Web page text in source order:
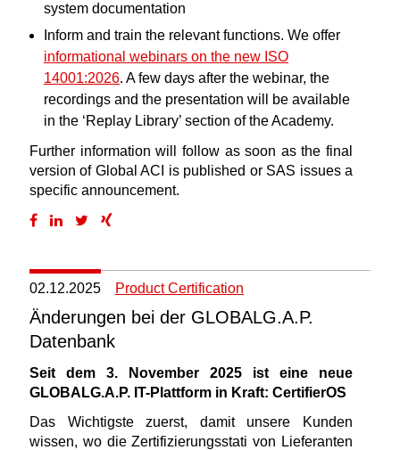
system documentation
Inform and train the relevant functions. We offer
informational webinars on the new ISO
14001:2026. A few days after the webinar, the
recordings and the presentation will be available
in the ‘Replay Library’ section of the Academy.
Further information will follow as soon as the final
version of Global ACI is published or SAS issues a
specific announcement.
02.12.2025 Product Certification
Änderungen bei der GLOBALG.A.P.
Datenbank
Seit dem 3. November 2025 ist eine neue
GLOBALG.A.P. IT-Plattform in Kraft: CertifierOS
Das Wichtigste zuerst, damit unsere Kunden
wissen, wo die Zertifizierungsstati von Lieferanten